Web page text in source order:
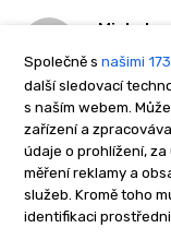
Michal
Dobrý den,
Plně
Je to u
potreba.
Neni to
Dulezite
Společně s našimi
další sledovací
s naším webem.
zařízení a
údaje o prohlížení,
měření reklamy a
služeb. Kromě toho
identifikaci